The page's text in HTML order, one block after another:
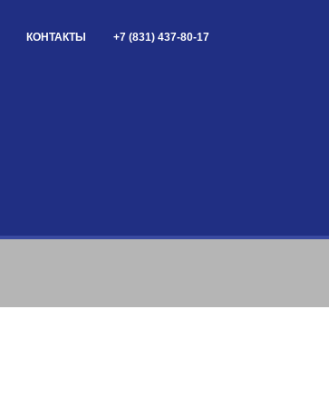
КОНТАКТЫ +7 (831) 437-80-17